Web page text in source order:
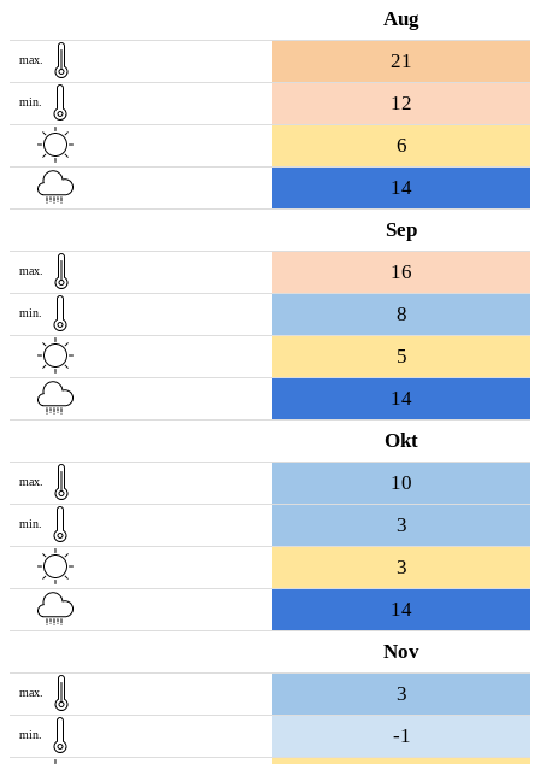
Aug
max. 21
min.
12
6
14
Sep
max. 16
min.
8
5
14
Okt
max. 10
min.
3
3
14
Nov
max. 3
min.
-1